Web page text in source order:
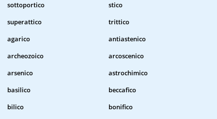
sottoportico
stico
superattico
trittico
agarico
antiastenico
archeozoico
arcoscenico
arsenico
astrochimico
basilico
beccafico
bilico
bonifico